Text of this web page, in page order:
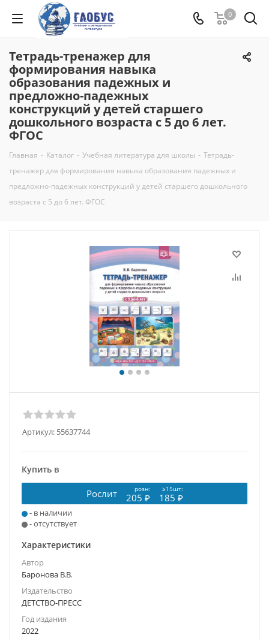
0
Тетрадь-тренажер для
формирования навыка
образования падежных и
предложно-падежных
конструкций у детей старшего
дошкольного возраста с 5 до 6 лет.
ФГОС
Главная - Каталог - Учебная литература для школы - Тетрадь-
тренажер для формирования навыка образования падежных и
предложно-падежных конструкций у детей старшего дошкольного
возраста с 5 до 6 лет. ФГОС
Артикул: 55637744
Купить в
Рослит розн: ≥15шт:
205 ₽ 185 ₽
- в наличии
- отсутствует
Характеристики
Автор
Баронова В.В.
Издательство
ДЕТСТВО-ПРЕСС
Год издания
2022